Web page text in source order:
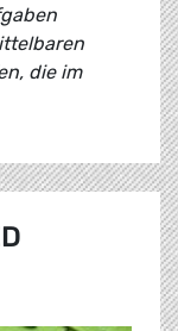
die im